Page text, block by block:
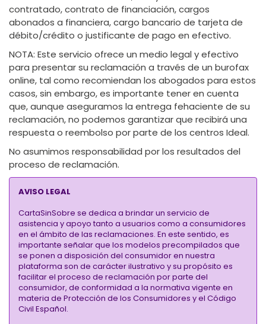
contratado, contrato de financiación, cargos
abonados a financiera, cargo bancario de tarjeta de
débito/crédito o justificante de pago en efectivo.
NOTA: Este servicio ofrece un medio legal y efectivo
para presentar su reclamación a través de un burofax
online, tal como recomiendan los abogados para estos
casos, sin embargo, es importante tener en cuenta
que, aunque aseguramos la entrega fehaciente de su
reclamación, no podemos garantizar que recibirá una
respuesta o reembolso por parte de los centros Ideal.
No asumimos responsabilidad por los resultados del
proceso de reclamación.
AVISO LEGAL
CartaSinSobre se dedica a brindar un servicio de
asistencia y apoyo tanto a usuarios como a consumidores
en el ámbito de las reclamaciones. En este sentido, es
importante señalar que los modelos precompilados que
se ponen a disposición del consumidor en nuestra
plataforma son de carácter ilustrativo y su propósito es
facilitar el proceso de reclamación por parte del
consumidor, de conformidad a la normativa vigente en
materia de Protección de los Consumidores y el Código
Civil Español.